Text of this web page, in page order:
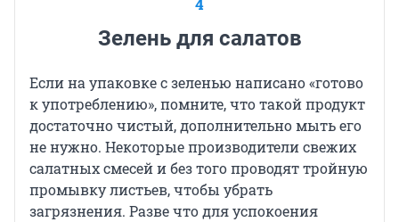
4
Зелень для салатов
Если на упаковке с зеленью написано «готово
к употреблению», помните, что такой продукт
достаточно чистый, дополнительно мыть его
не нужно. Некоторые производители свежих
салатных смесей и без того проводят тройную
промывку листьев, чтобы убрать
загрязнения. Разве что для успокоения